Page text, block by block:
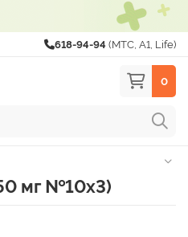
618-94-94 (МТС, A1, Life)
0
мг №10х3)